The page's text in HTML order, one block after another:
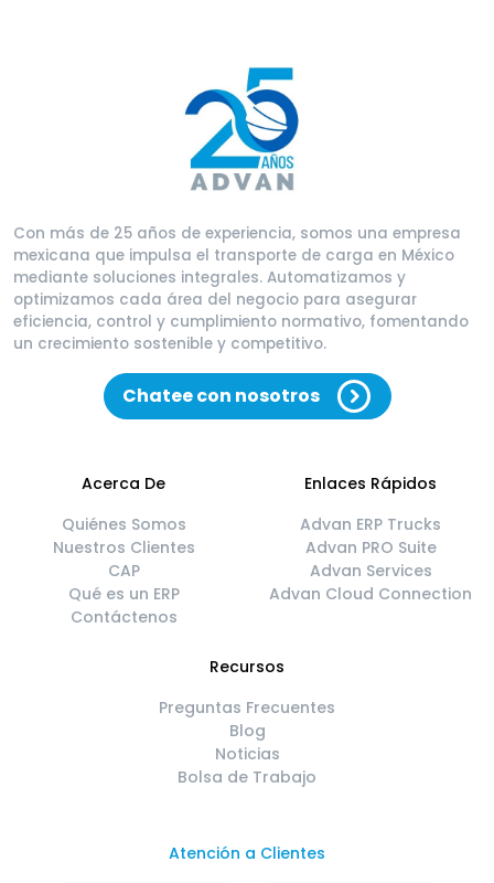
Con más de 25 años de experiencia, somos una empresa
mexicana que impulsa el transporte de carga en México
mediante soluciones integrales. Automatizamos y
optimizamos cada área del negocio para asegurar
eficiencia, control y cumplimiento normativo, fomentando
un crecimiento sostenible y competitivo.
Chatee con nosotros
Acerca De
Quiénes Somos
Nuestros Clientes
CAP
Qué es un ERP
Contáctenos
Enlaces Rápidos
Advan ERP Trucks
Advan PRO Suite
Advan Services
Advan Cloud Connection
Recursos
Preguntas Frecuentes
Blog
Noticias
Bolsa de Trabajo
Atención a Clientes